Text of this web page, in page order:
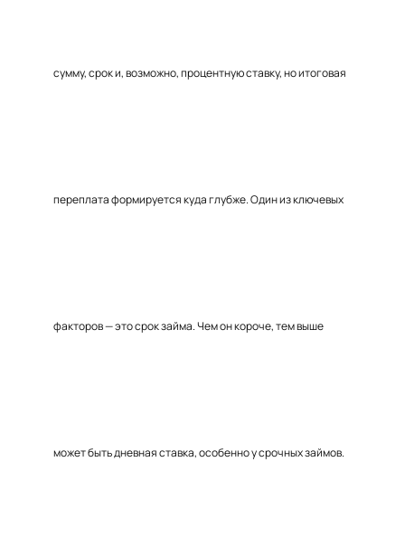
сумму, срок и, возможно, процентную ставку, но итоговая
переплата формируется куда глубже. Один из ключевых
факторов — это срок займа. Чем он короче, тем выше
может быть дневная ставка, особенно у срочных займов.